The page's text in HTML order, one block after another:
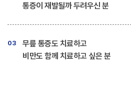
통증이 재발될까 두려우신 분
03
무릎 통증도 치료하고
비만도 함께 치료하고 싶은 분